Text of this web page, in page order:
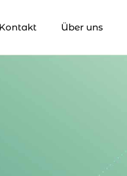
Kontakt Über uns